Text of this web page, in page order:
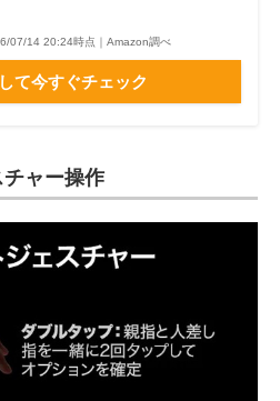
07/14 20:24時点｜Amazon調べ
て今すぐチェック
ャー操作